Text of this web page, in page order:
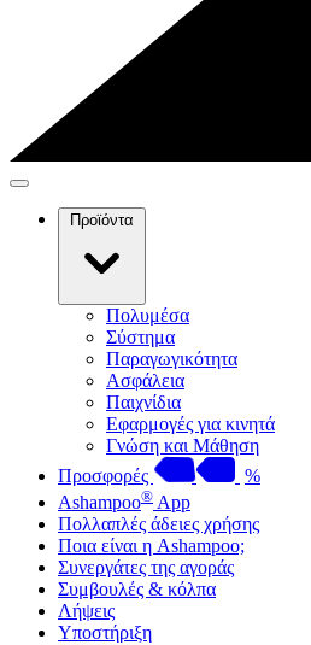
Προϊόντα
Πολυμέσα
Σύστημα
Παραγωγικότητα
Ασφάλεια
Παιχνίδια
Εφαρμογές για κινητά
Γνώση και Μάθηση
Προσφορές
%
Ashampoo® App
Πολλαπλές άδειες χρήσης
Ποια είναι η Ashampoo;
Συνεργάτες της αγοράς
Συμβουλές & κόλπα
Λήψεις
Υποστήριξη